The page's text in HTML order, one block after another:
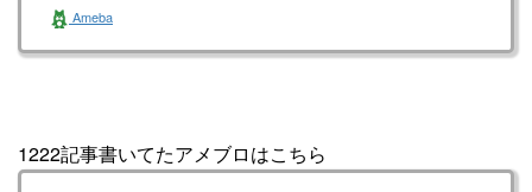
一般社団法人全国高校起業部（準備中） 山根
知典さんのブログです。最近の記事は「ゴール
は常に確認せよ！（画像あり）」です。
Ameba
1222記事書いてたアメブロはこちら